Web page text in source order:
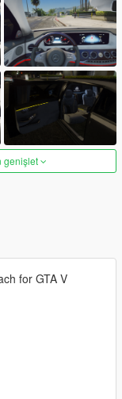
genişlet
for GTA V